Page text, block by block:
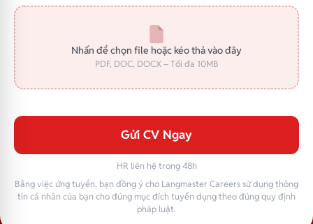
Nhấn để chọn file hoặc kéo thả vào đây
PDF, DOC, DOCX – Tối đa 10MB
Gửi CV Ngay
HR liên hệ trong 48h
Bằng việc ứng tuyển, bạn đồng ý cho Langmaster Careers sử dụng thông
tin cá nhân của bạn cho đúng mục đích tuyển dụng theo đúng quy định
pháp luật.